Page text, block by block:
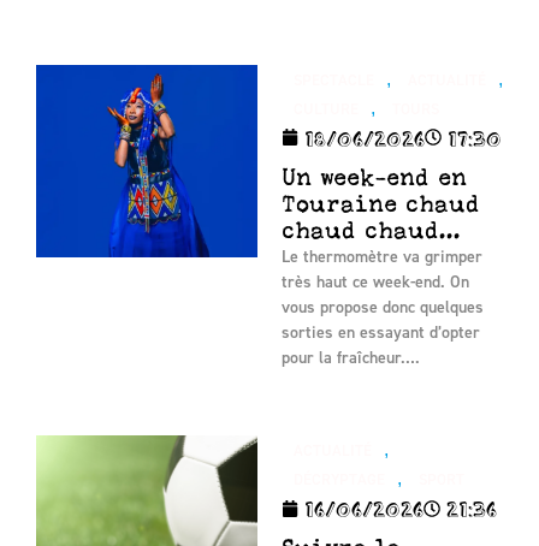
,
,
,
18/06/2026 17:30
Un week-end en
Touraine chaud
chaud chaud...
Le thermomètre va grimper
très haut ce week-end. On
vous propose donc quelques
sorties en essayant d’opter
pour la fraîcheur….
,
,
16/06/2026 21:36